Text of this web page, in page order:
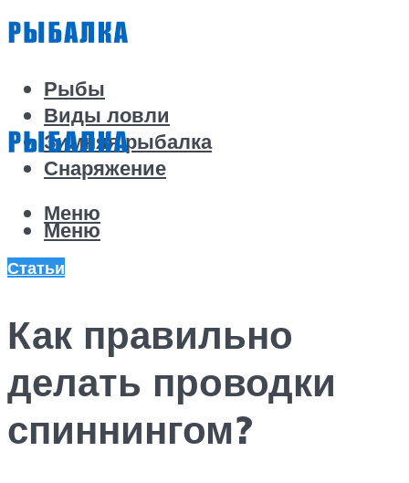
Рыбы
Виды ловли
Зимняя рыбалка
Снаряжение
Меню
Меню
Статьи
Как правильно
делать проводки
спиннингом?